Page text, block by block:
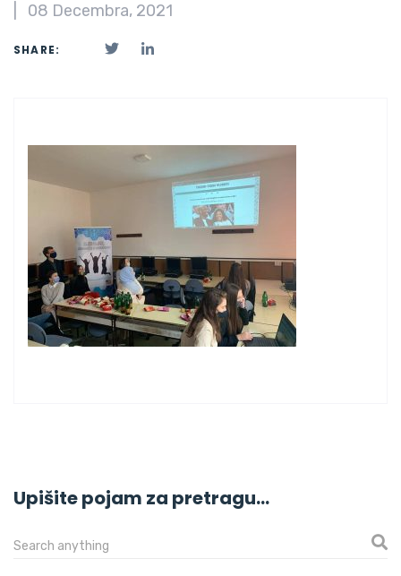
08 Decembra, 2021
SHARE:
Upišite pojam za pretragu…